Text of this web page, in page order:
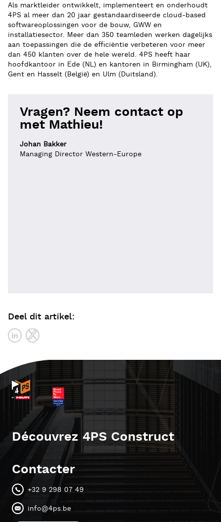
Als marktleider ontwikkelt, implementeert en onderhoudt
4PS al meer dan 20 jaar gestandaardiseerde cloud-based
softwareoplossingen voor de bouw, GWW en
installatiesector. Meer dan 350 teamleden werken dagelijks
aan toepassingen die de efficiëntie verbeteren voor meer
dan 450 klanten over de hele wereld. 4PS heeft haar
hoofdkantoor in Ede (NL) en kantoren in Birmingham (UK),
Gent en Hasselt (België) en Ulm (Duitsland).
Vragen? Neem contact op
met Mathieu!
Johan Bakker
Managing Director Western-Europe
Deel dit artikel:
Découvrez 4PS Construct
Contacter
+32 9 298 07 49
info@4ps.be